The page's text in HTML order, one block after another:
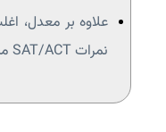
علاوه بر معدل،
نمرات SAT/ACT مناسب هم ارائه کنید.